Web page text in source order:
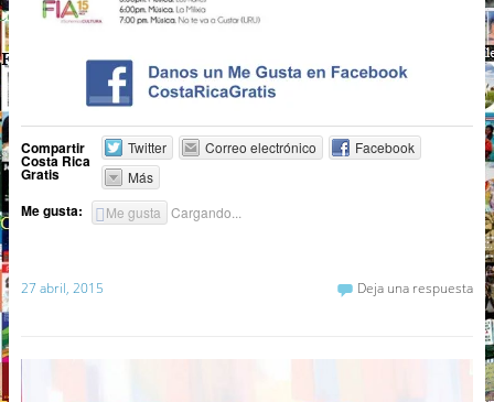
Compartir
Costa Rica
Gratis
Twitter Correo electrónico
Facebook
Más
Me gusta: Me gusta Cargando...
27 abril, 2015 Deja una respuesta